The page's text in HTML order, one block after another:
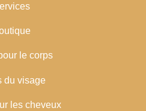
le corps
du visage
les cheveux